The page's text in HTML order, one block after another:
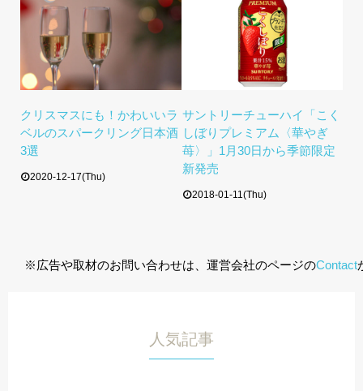
クリスマスにも！かわいいラ
ベルのスパークリング日本酒
3選
2020-12-17(Thu)
サントリーチューハイ「こく
しぼりプレミアム〈華やぎ
苺〉」1月30日から季節限定
新発売
2018-01-11(Thu)
※広告や取材のお問い合わせは、運営会社のページのContact
人気記事